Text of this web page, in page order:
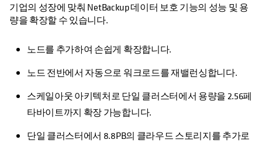
기업의 성장에 맞춰 NetBackup 데이터 보호 기능의 성능 및 용
량을 확장할 수 있습니다.
노드를 추가하여 손쉽게 확장합니다.
노드 전반에서 자동으로 워크로드를 재밸런싱합니다.
스케일아웃 아키텍처로 단일 클러스터에서 용량을 2.56페
타바이트까지 확장 가능합니다.
단일 클러스터에서 8.8PB의 클라우드 스토리지를 추가로